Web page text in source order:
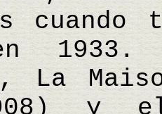
1933.
La
y el